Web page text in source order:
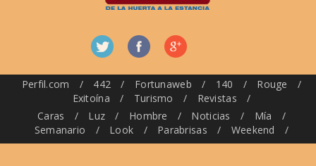
Perfil.com / 442 / Fortunaweb / 140 / Rouge
/
Exitoína
/ Turismo / Revistas
/
Caras
/ Luz / Hombre / Noticias / Mía
/
Semanario
/ Look / Parabrisas / Weekend /